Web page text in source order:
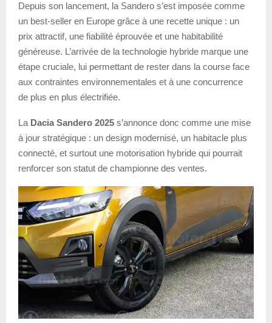
Depuis son lancement, la Sandero s’est imposée comme
un best-seller en Europe grâce à une recette unique : un
prix attractif, une fiabilité éprouvée et une habitabilité
généreuse. L’arrivée de la technologie hybride marque une
étape cruciale, lui permettant de rester dans la course face
aux contraintes environnementales et à une concurrence
de plus en plus électrifiée.
La Dacia Sandero 2025 s’annonce donc comme une mise
à jour stratégique : un design modernisé, un habitacle plus
connecté, et surtout une motorisation hybride qui pourrait
renforcer son statut de championne des ventes.